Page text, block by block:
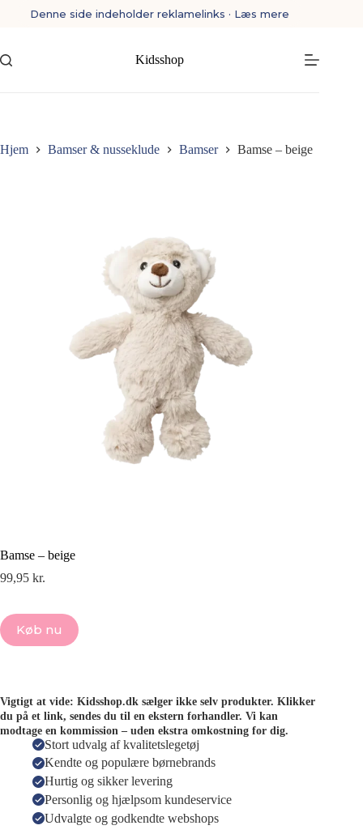
Denne side indeholder reklamelinks · Læs mere
Kidsshop
Hjem Bamser & nusseklude Bamser Bamse – beige
Bamse – beige
99,95 kr.
Køb nu
Vigtigt at vide: Kidsshop.dk sælger ikke selv produkter. Klikker
du på et link, sendes du til en ekstern forhandler. Vi kan
modtage en kommission – uden ekstra omkostning for dig.
Stort udvalg af kvalitetslegetøj
Kendte og populære børnebrands
Hurtig og sikker levering
Personlig og hjælpsom kundeservice
Udvalgte og godkendte webshops